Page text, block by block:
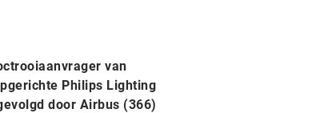
van
Philips Lighting
door Airbus (366)